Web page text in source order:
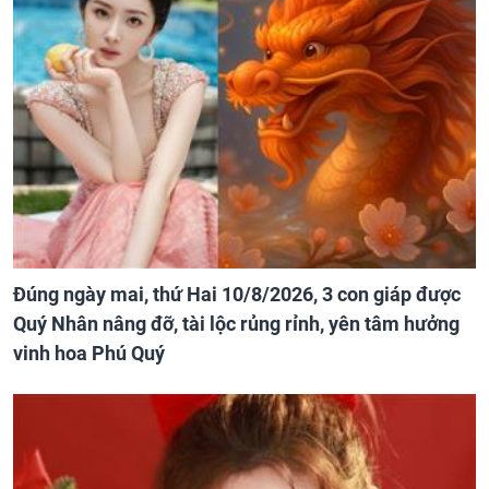
Đúng ngày mai, thứ Hai 10/8/2026, 3 con giáp được
Quý Nhân nâng đỡ, tài lộc rủng rỉnh, yên tâm hưởng
vinh hoa Phú Quý